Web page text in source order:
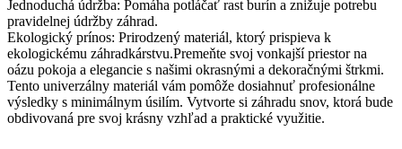
Jednoduchá údržba: Pomáha potláčať rast burín a znižuje potrebu
pravidelnej údržby záhrad.
Ekologický prínos: Prirodzený materiál, ktorý prispieva k
ekologickému záhradkárstvu.Premeňte svoj vonkajší priestor na
oázu pokoja a elegancie s našimi okrasnými a dekoračnými štrkmi.
Tento univerzálny materiál vám pomôže dosiahnuť profesionálne
výsledky s minimálnym úsilím. Vytvorte si záhradu snov, ktorá bude
obdivovaná pre svoj krásny vzhľad a praktické využitie.